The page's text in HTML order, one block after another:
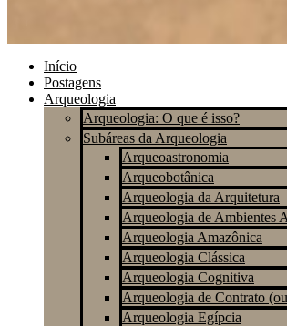
Início
Postagens
Arqueologia
Arqueologia: O que é isso?
Subáreas da Arqueologia
Arqueoastronomia
Arqueobotânica
Arqueologia da Arquitetura
Arqueologia de Ambientes
Arqueologia Amazônica
Arqueologia Clássica
Arqueologia Cognitiva
Arqueologia de Contrato
Arqueologia Egípcia